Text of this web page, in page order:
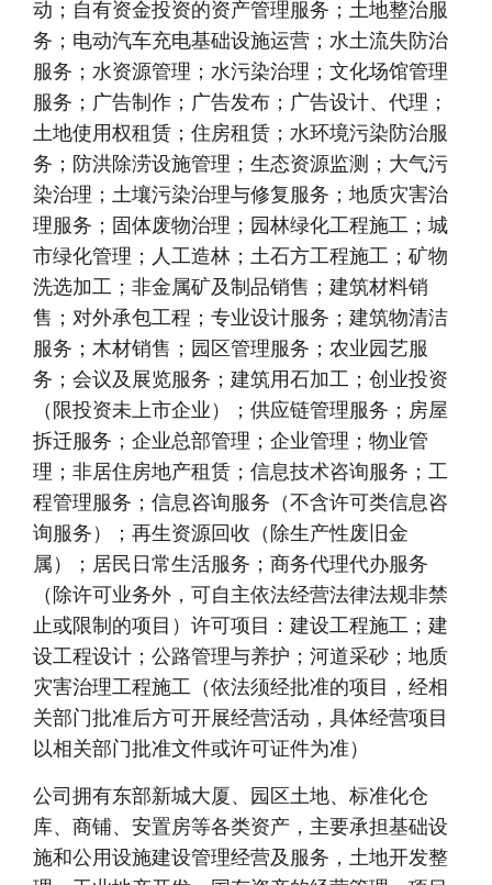
动；自有资金投资的资产管理服务；土地整治服
务；电动汽车充电基础设施运营；水土流失防治
服务；水资源管理；水污染治理；文化场馆管理
服务；广告制作；广告发布；广告设计、代理；
土地使用权租赁；住房租赁；水环境污染防治服
务；防洪除涝设施管理；生态资源监测；大气污
染治理；土壤污染治理与修复服务；地质灾害治
理服务；固体废物治理；园林绿化工程施工；城
市绿化管理；人工造林；土石方工程施工；矿物
洗选加工；非金属矿及制品销售；建筑材料销
售；对外承包工程；专业设计服务；建筑物清洁
服务；木材销售；园区管理服务；农业园艺服
务；会议及展览服务；建筑用石加工；创业投资
（限投资未上市企业）；供应链管理服务；房屋
拆迁服务；企业总部管理；企业管理；物业管
理；非居住房地产租赁；信息技术咨询服务；工
程管理服务；信息咨询服务（不含许可类信息咨
询服务）；再生资源回收（除生产性废旧金
属）；居民日常生活服务；商务代理代办服务
（除许可业务外，可自主依法经营法律法规非禁
止或限制的项目）许可项目：建设工程施工；建
设工程设计；公路管理与养护；河道采砂；地质
灾害治理工程施工（依法须经批准的项目，经相
关部门批准后方可开展经营活动，具体经营项目
以相关部门批准文件或许可证件为准）
公司拥有东部新城大厦、园区土地、标准化仓
库、商铺、安置房等各类资产，主要承担基础设
施和公用设施建设管理经营及服务，土地开发整